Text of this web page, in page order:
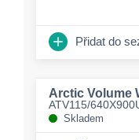
Přidat do
Arctic Volume
ATV115/
Skladem